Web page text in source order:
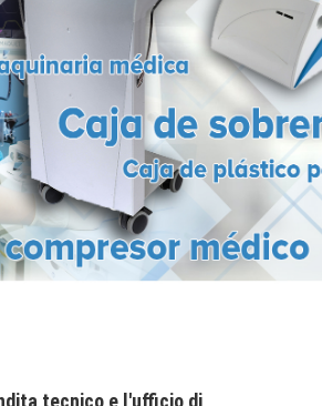
tecnico e l'ufficio di